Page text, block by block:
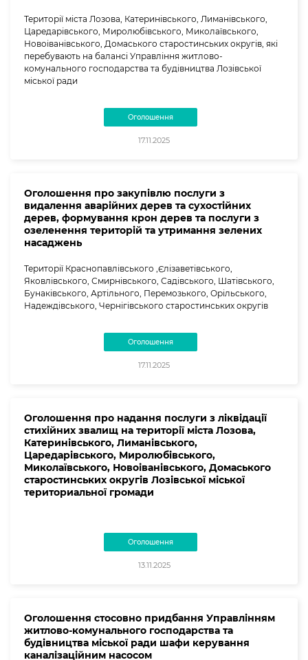
Території міста Лозова, Катеринівського, Лиманівського,
Царедарівського, Миролюбівського, Миколаївського,
Новоіванівського, Домаського старостинських округів, які
перебувають на балансі Управління житлово-
комунального господарства та будівництва Лозівської
міської ради
Оголошення
17.11.2025
Оголошення про закупівлю послуги з
видалення аварійних дерев та сухостійних
дерев, формування крон дерев та послуги з
озеленення територій та утримання зелених
насаджень
Території Краснопавлівського ,Єлізаветівського,
Яковлівського, Смирнівського, Садівського, Шатівського,
Бунаківського, Артільного, Перемозького, Орільського,
Надеждівського, Чернігівського старостинських округів
Оголошення
17.11.2025
Оголошення про надання послуги з ліквідації
стихійних звалищ на території міста Лозова,
Катеринівського, Лиманівського,
Царедарівського, Миролюбівського,
Миколаївського, Новоіванівського, Домаського
старостинських округів Лозівської міської
териториальної громади
Оголошення
13.11.2025
Оголошення стосовно придбання Управлінням
житлово-комунального господарства та
будівництва міської ради шафи керування
каналізаційним насосом